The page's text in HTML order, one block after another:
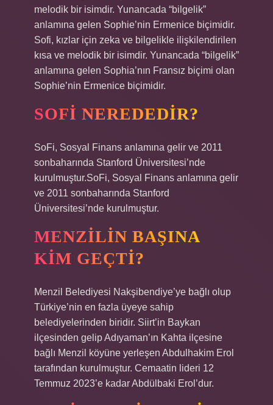
melodik bir isimdir. Yunancada “bilgelik”
anlamına gelen Sophie’nin Ermenice biçimidir.
Sofi, kızlar için zeka ve bilgelikle ilişkilendirilen
kısa ve melodik bir isimdir. Yunancada “bilgelik”
anlamına gelen Sophia’nın Fransız biçimi olan
Sophie’nin Ermenice biçimidir.
SOFI NEREDEDIR?
SoFi, Sosyal Finans anlamına gelir ve 2011
sonbaharında Stanford Üniversitesi’nde
kurulmuştur.SoFi, Sosyal Finans anlamına gelir
ve 2011 sonbaharında Stanford
Üniversitesi’nde kurulmuştur.
MENZILIN BAŞINA
KIM GEÇTI?
Menzil Belediyesi Nakşibendiye’ye bağlı olup
Türkiye’nin en fazla üyeye sahip
belediyelerinden biridir. Siirt’in Baykan
ilçesinden gelip Adıyaman’ın Kahta ilçesine
bağlı Menzil köyüne yerleşen Abdulhakim Erol
tarafından kurulmuştur. Cemaatin lideri 12
Temmuz 2023’e kadar Abdülbaki Erol’dur.